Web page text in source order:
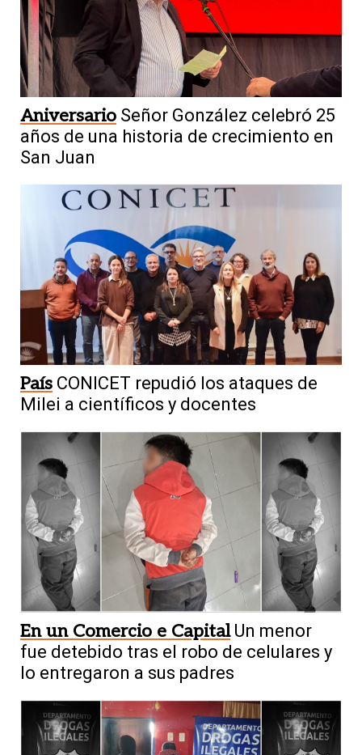
Aniversario Señor González celebró 25
años de una historia de crecimiento en
San Juan
País CONICET repudió los ataques de
Milei a científicos y docentes
En un Comercio e Capital Un menor
fue detebido tras el robo de celulares y
lo entregaron a sus padres